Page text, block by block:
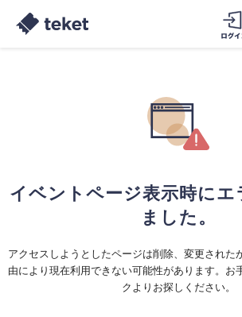
イベントページ表示時にエ
ました。
アクセスしようとしたページは削除、変更された
由により現在利用できない可能性があります。お
クよりお探しください。